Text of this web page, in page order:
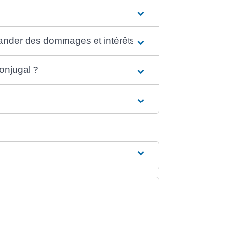
des dommages et intérêts ?
?